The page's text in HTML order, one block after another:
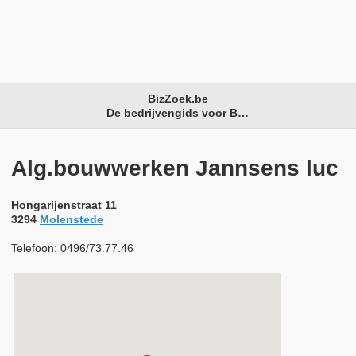
BizZoek.be
De bedrijvengids voor België
Alg.bouwwerken Jannsens luc
Hongarijenstraat 11
3294 Molenstede
Telefoon: 0496/73.77.46